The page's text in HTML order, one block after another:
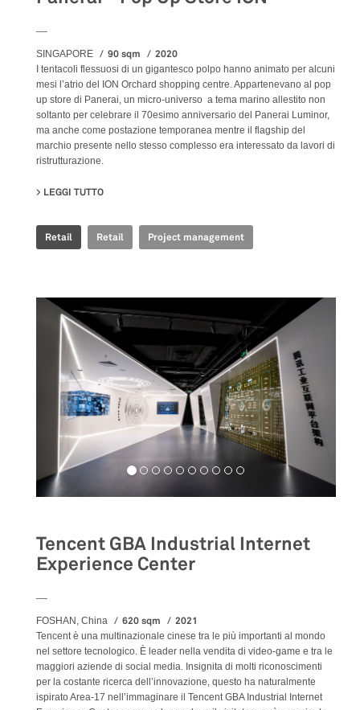
SINGAPORE 90 sqm 2020
I tentacoli flessuosi di un gigantesco polpo hanno animato per alcuni
mesi l’atrio del ION Orchard shopping centre. Appartenevano al pop
up store di Panerai, un micro-universo a tema marino allestito non
soltanto per celebrare il 70esimo anniversario del Panerai Luminor,
ma anche come postazione temporanea mentre il flagship del
marchio presente nello stesso complesso era interessato da lavori di
ristrutturazione.
LEGGI TUTTO
Retail Retail Project management
Tencent GBA Industrial Internet
Experience Center
FOSHAN, China 620 sqm 2021
Tencent è una multinazionale cinese tra le più importanti al mondo
nel settore tecnologico. È leader nella vendita di video-game e tra le
maggiori aziende di social media. Insignita di molti riconoscimenti
per la costante ricerca dell’innovazione, questo ha naturalmente
ispirato Area-17 nell’immaginare il Tencent GBA Industrial Internet